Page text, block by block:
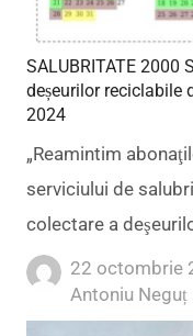
SALUBRITATE 2000
deșeurilor reciclabile
2024
„Reamintim
serviciului de
colectare a
22 octombrie
Author
Antoniu Neguț